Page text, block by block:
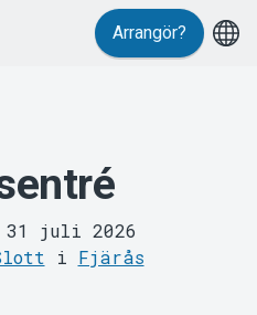
Arrangör?
31 juli 2026
i Fjärås